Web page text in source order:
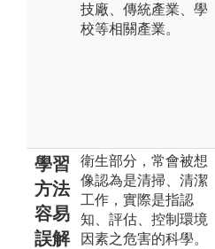
技廠、傳統產業、學
校等相關產業。
學習
方法
容易
誤解
衛生部分，常會被想
像認為是清掃、清潔
工作，實際是指認
知、評估、控制環境
因素之危害的科學。